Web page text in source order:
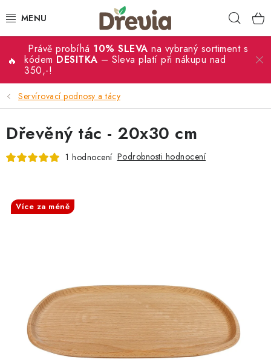
na
SVATBA 💍
DÁRKY
KUCHYŇSKÉ POTŘEBY
PŘÍLEŽITOSTI
NOVINKY
VÝPRODEJ 🔥
Právě probíhá 10% SLEVA na vybraný sortiment s
kódem DESITKA – Sleva platí při nákupu nad
350,-!
Servírovací podnosy a tácy
Dřevěný tác - 20x30 cm
1 hodnocení Podrobnosti hodnocení
Více za méně